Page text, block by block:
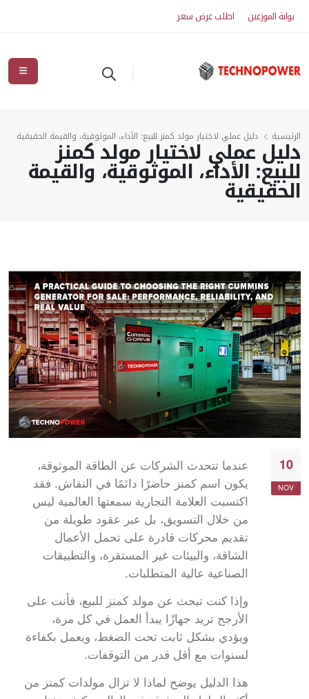
بوابة الموزعين اطلب عرض سعر
دليل عملي لاختيار مولد كمنز
للبيع: الأداء، الموثوقية، والقيمة
الحقيقية
الرئيسية دليل عملي لاختيار مولد كمنز للبيع: الأداء، الموثوقية، والقيمة الحقيقية
10
NOV
عندما تتحدث الشركات عن الطاقة الموثوقة،
يكون اسم كمنز حاضرًا دائمًا في النقاش. فقد
اكتسبت العلامة التجارية سمعتها العالمية ليس
من خلال التسويق، بل عبر عقود طويلة من
تقديم محركات قادرة على تحمل الأعمال
الشاقة، والبيئات غير المستقرة، والتطبيقات
الصناعية عالية المتطلبات.
وإذا كنت تبحث عن مولد كمنز للبيع، فأنت على
الأرجح تريد جهازًا يبدأ العمل في كل مرة،
ويؤدي بشكل ثابت تحت الضغط، ويعمل بكفاءة
لسنوات مع أقل قدر من التوقفات.
هذا الدليل يوضح لماذا لا تزال مولدات كمنز من